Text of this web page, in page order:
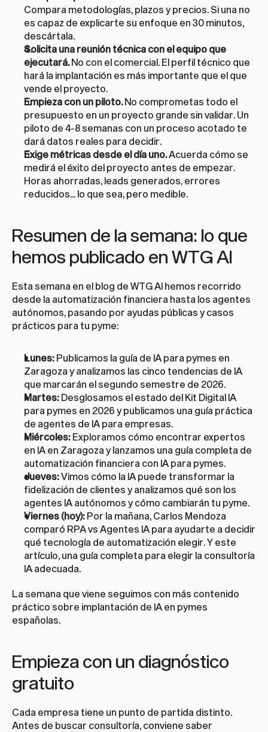
Compara metodologías, plazos y precios. Si una no
es capaz de explicarte su enfoque en 30 minutos,
descártala.
Solicita una reunión técnica con el equipo que
ejecutará. No con el comercial. El perfil técnico que
hará la implantación es más importante que el que
vende el proyecto.
Empieza con un piloto. No comprometas todo el
presupuesto en un proyecto grande sin validar. Un
piloto de 4-8 semanas con un proceso acotado te
dará datos reales para decidir.
Exige métricas desde el día uno. Acuerda cómo se
medirá el éxito del proyecto antes de empezar.
Horas ahorradas, leads generados, errores
reducidos... lo que sea, pero medible.
Resumen de la semana: lo que
hemos publicado en WTG AI
Esta semana en el blog de WTG AI hemos recorrido
desde la automatización financiera hasta los agentes
autónomos, pasando por ayudas públicas y casos
prácticos para tu pyme:
Lunes: Publicamos la guía de IA para pymes en
Zaragoza y analizamos las cinco tendencias de IA
que marcarán el segundo semestre de 2026.
Martes: Desglosamos el estado del Kit Digital IA
para pymes en 2026 y publicamos una guía práctica
de agentes de IA para empresas.
Miércoles: Exploramos cómo encontrar expertos
en IA en Zaragoza
automatización financiera con IA para pymes.
Jueves: Vimos cómo la IA puede transformar la
fidelización de clientes
agentes IA autónomos y cómo cambiarán tu pyme.
Viernes (hoy): Por la mañana, Carlos Mendoza
comparó RPA vs Agentes IA para ayudarte a decidir
qué tecnología de automatización elegir. Y este
artículo, una guía completa para elegir la consultoría
IA adecuada.
La semana que viene seguimos con más contenido
práctico sobre implantación de IA en pymes
españolas.
Empieza con un diagnóstico
gratuito
Cada empresa tiene un punto de partida distinto.
Antes de buscar consultoría, conviene saber